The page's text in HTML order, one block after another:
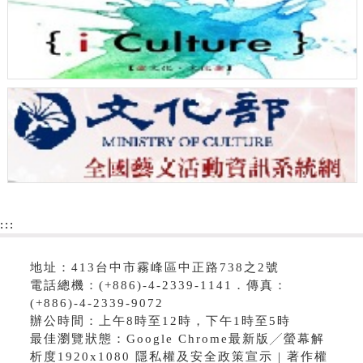
:::
地址：413台中市霧峰區中正路738之2號
電話總機：(+886)-4-2339-1141．傳真：
(+886)-4-2339-9072
辦公時間：上午8時至12時，下午1時至5時
最佳瀏覽狀態：Google Chrome最新版╱螢幕解
析度1920x1080 隱私權及安全政策宣示 | 著作權